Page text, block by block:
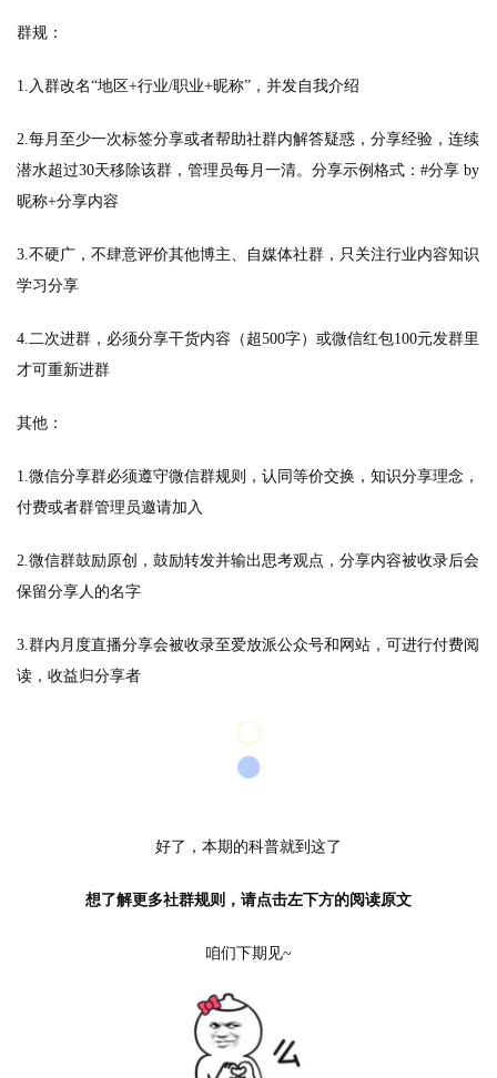
群规：
1.入群改名“地区+行业/职业+昵称”，并发自我介绍
2.每月至少一次标签分享或者帮助社群内解答疑惑，分享经验，连续
潜水超过30天移除该群，管理员每月一清。分享示例格式：#分享 by
昵称+分享内容
3.不硬广，不肆意评价其他博主、自媒体社群，只关注行业内容知识
学习分享
4.二次进群，必须分享干货内容（超500字）或微信红包100元发群里
才可重新进群
其他：
1.微信分享群必须遵守微信群规则，认同等价交换，知识分享理念，
付费或者群管理员邀请加入
2.微信群鼓励原创，鼓励转发并输出思考观点，分享内容被收录后会
保留分享人的名字
3.群内月度直播分享会被收录至爱放派公众号和网站，可进行付费阅
读，收益归分享者
好了，本期的科普就到这了
想了解更多社群规则，请点击左下方的阅读原文
咱们下期见~